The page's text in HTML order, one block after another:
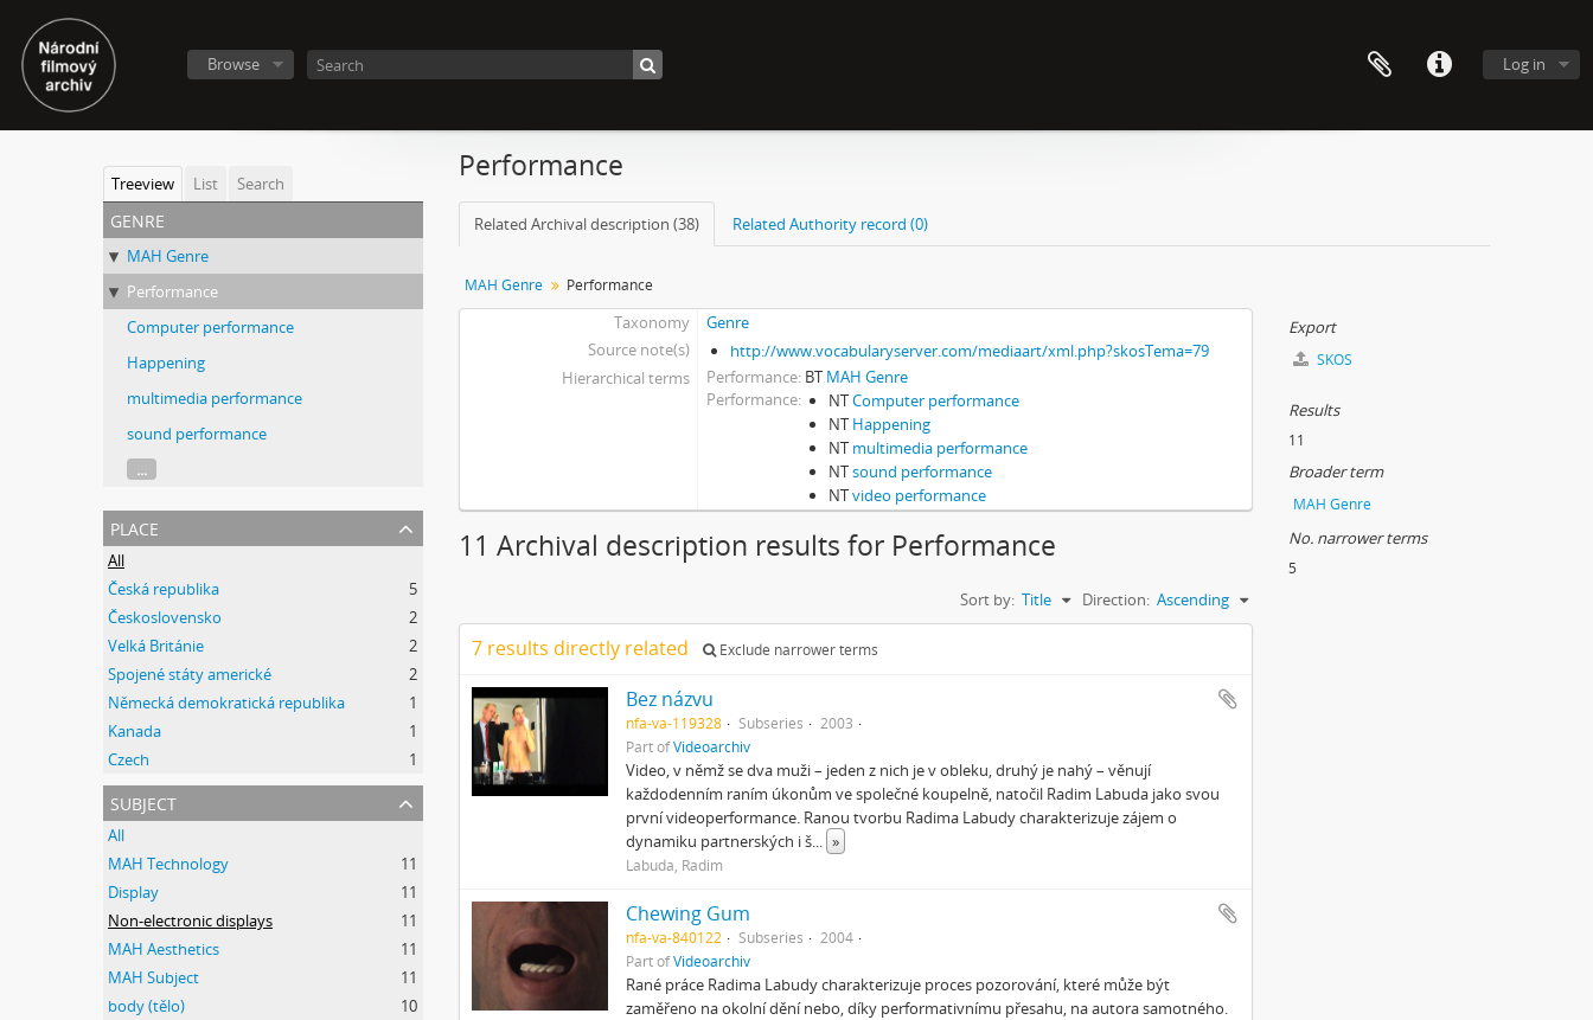
Log in
Browse
Treeview List Search
genre
MAH Genre
Performance
Computer performance
Happening
multimedia performance
sound performance
...
place
All
Česká republika
5
Československo
2
Velká Británie
2
Spojené státy americké
2
Německá demokratická republika
1
Kanada
1
Czech
1
subject
All
MAH Technology
11
Display
11
Non-electronic displays
11
MAH Aesthetics
11
MAH Subject
11
body (tělo)
10
Performance
Related Archival description (38) Related Authority record (0)
MAH Genre Performance
Taxonomy
Genre
Source note(s)
http://www.vocabularyserver.com/mediaart/xml.php?skosTema=79
Hierarchical terms
Performance BT MAH Genre
Performance
NTComputer performance
NT Happening
NT multimedia performance
NTsound performance
NTvideo performance
11 Archival description results for Performance
Sort by: Title Direction: Ascending
7 results directly related Exclude narrower terms
Bez názvu
nfa-va-119328 Subseries
2003
Part ofVideoarchiv
Video, v němž se dva muži – jeden z nich je v obleku, druhý je nahý – věnují
každodenním raním úkonům ve společné koupelně, natočil Radim Labuda jako svou
první videoperformance. Ranou tvorbu Radima Labudy charakterizuje zájem o
dynamiku partnerských i š... »
Labuda, Radim
Chewing Gum
nfa-va-840122 Subseries
2004
Part ofVideoarchiv
Rané práce Radima Labudy charakterizuje proces pozorování, které může být
zaměřeno na okolní dění nebo, díky performativnímu přesahu, na autora samotného.
Export
SKOS
Results
11
Broader term
MAH Genre
No. narrower terms
5